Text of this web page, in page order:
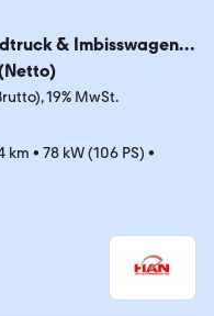
& Imbisswagen &
19% MwSt.
km • 78 kW (106 PS) •